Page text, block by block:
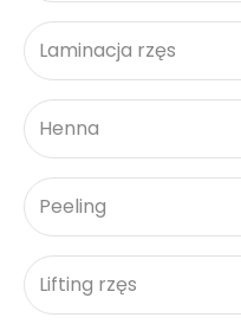
Laminacja rzęs
Henna
Peeling
Lifting rzęs